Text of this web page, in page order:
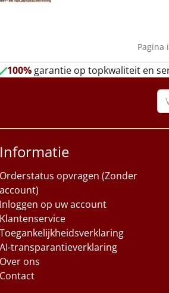
Pagina
100%garantie op topkwaliteit en
Informatie
Orderstatus opvragen (Zonder
account)
Inloggen op uw account
Klantenservice
Toegankelijkheidsverklaring
AI-transparantieverklaring
Over ons
Contact